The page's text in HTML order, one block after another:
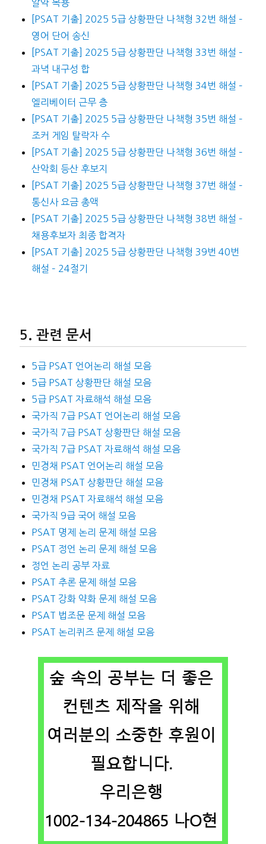
알약 복용
[PSAT 기출] 2025 5급 상황판단 나책형 32번 해설 –
영어 단어 송신
[PSAT 기출] 2025 5급 상황판단 나책형 33번 해설 –
과녁 내구성 합
[PSAT 기출] 2025 5급 상황판단 나책형 34번 해설 –
엘리베이터 근무 층
[PSAT 기출] 2025 5급 상황판단 나책형 35번 해설 –
조커 게임 탈락자 수
[PSAT 기출] 2025 5급 상황판단 나책형 36번 해설 –
산악회 등산 후보지
[PSAT 기출] 2025 5급 상황판단 나책형 37번 해설 –
통신사 요금 총액
[PSAT 기출] 2025 5급 상황판단 나책형 38번 해설 –
채용후보자 최종 합격자
[PSAT 기출] 2025 5급 상황판단 나책형 39번 40번
해설 – 24절기
관련 문서
5급 PSAT 언어논리 해설 모음
5급 PSAT 상황판단 해설 모음
5급 PSAT 자료해석 해설 모음
국가직 7급 PSAT 언어논리 해설 모음
국가직 7급 PSAT 상황판단 해설 모음
국가직 7급 PSAT 자료해석 해설 모음
민경채 PSAT 언어논리 해설 모음
민경채 PSAT 상황판단 해설 모음
민경채 PSAT 자료해석 해설 모음
국가직 9급 국어 해설 모음
PSAT 명제 논리 문제 해설 모음
PSAT 정언 논리 문제 해설 모음
정언 논리 공부 자료
PSAT 추론 문제 해설 모음
PSAT 강화 약화 문제 해설 모음
PSAT 법조문 문제 해설 모음
PSAT 논리퀴즈 문제 해설 모음